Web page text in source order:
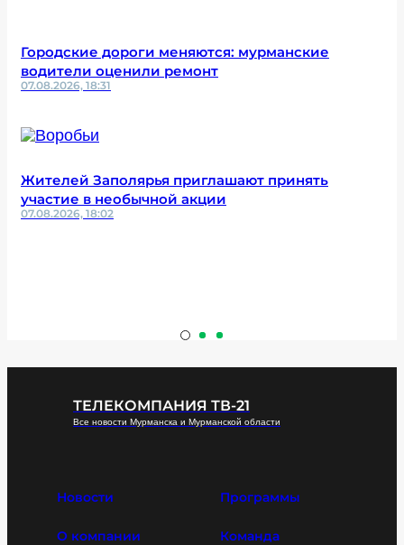
Городские дороги меняются: мурманские
водители оценили ремонт
07.08.2026, 18:31
Жителей Заполярья приглашают принять
участие в необычной акции
07.08.2026, 18:02
ТЕЛЕКОМПАНИЯ ТВ-21
Все новости Мурманска и Мурманской области
Новости Программы
О компании Команда